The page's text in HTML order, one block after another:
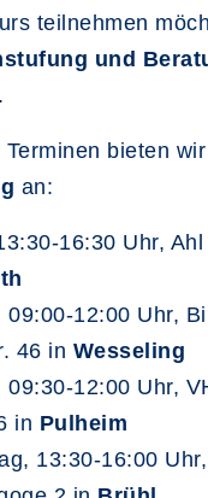
teilnehmen
und
bieten
an:
16:30 Uhr,
09:00-12:00 Uhr,
46 in Wesseling
09:30-12:00 Uhr,
in Pulheim
13:30-16:00